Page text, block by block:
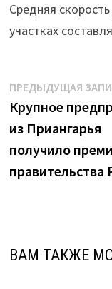
пятницу
15
Средняя
участках
Навигация
по
записям
ПРЕДЫДУЩАЯ
Крупное
из Приангарья
получило
правительства
ВАМ ТАКЖЕ